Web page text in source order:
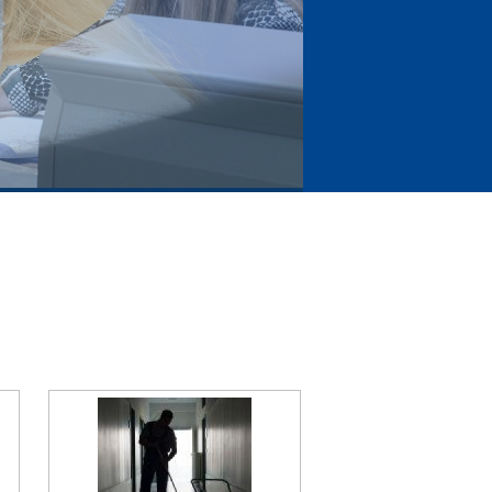
doet winnen!